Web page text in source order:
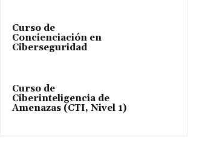
Curso de
Concienciación en
Ciberseguridad
Curso de
Ciberinteligencia de
Amenazas (CTI, Nivel 1)